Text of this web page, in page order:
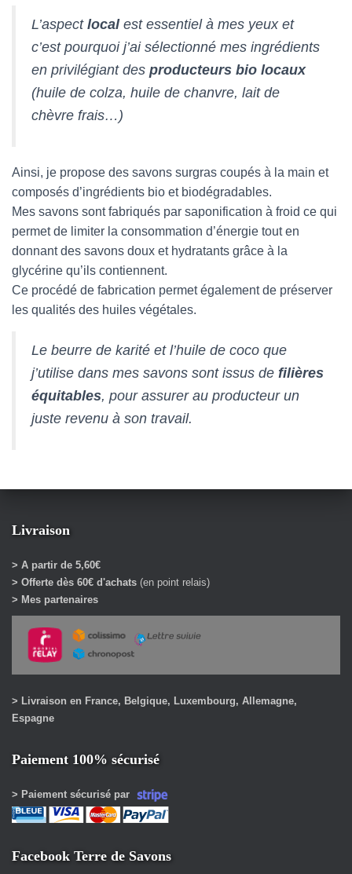
L’aspect local est essentiel à mes yeux et
c’est pourquoi j’ai sélectionné mes ingrédients
en privilégiant des producteurs bio locaux
(huile de colza, huile de chanvre, lait de
chèvre frais…)
Ainsi, je propose des savons surgras coupés à la main et
composés d’ingrédients bio et biodégradables.
Mes savons sont fabriqués par saponification à froid ce qui
permet de limiter la consommation d’énergie tout en
donnant des savons doux et hydratants grâce à la
glycérine qu’ils contiennent.
Ce procédé de fabrication permet également de préserver
les qualités des huiles végétales.
Le beurre de karité et l’huile de coco que
j’utilise dans mes savons sont issus de filières
équitables, pour assurer au producteur un
juste revenu à son travail.
Livraison
> A partir de 5,60€
> Offerte dès 60€ d'achats (en point relais)
> Mes partenaires
> Livraison en France, Belgique, Luxembourg, Allemagne,
Espagne
Paiement 100% sécurisé
> Paiement sécurisé par
Facebook Terre de Savons